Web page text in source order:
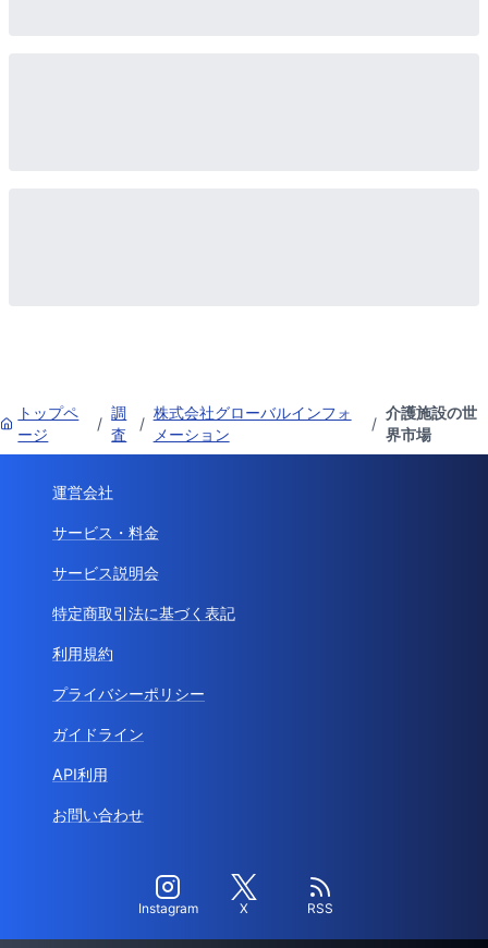
トップペ
ージ
/
調
査
/
株式会社グローバルインフォ
メーション
/
介護施設の世
界市場
運営会社
サービス・料金
サービス説明会
特定商取引法に基づく表記
利用規約
プライバシーポリシー
ガイドライン
API利用
お問い合わせ
Instagram X RSS